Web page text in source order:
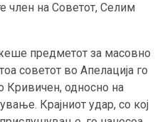
член на Советот, Селим
предметот за масовно
советот во Апелација го
Кривичен, односно на
Крајниот удар, со кој